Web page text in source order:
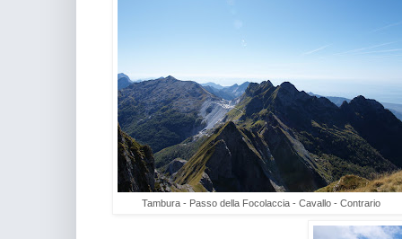
Tambura - Passo della Focolaccia - Cavallo - Contrario